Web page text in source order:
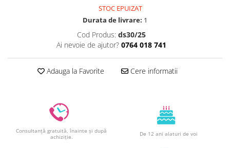
Flori Comestibile
RELAXARE & HOBBY
Postere gigant
Puzzele mecanic
PETRECERI & EVENIMENTE
STOC EPUIZAT
Durata de livrare: 1
Cod Produs: ds30/25
Ai nevoie de ajutor? 0764 018 741
Adauga la Favorite Cere informatii
Consultanță gratuită, înainte și după
achiziție.
De 12 ani alaturi de voi